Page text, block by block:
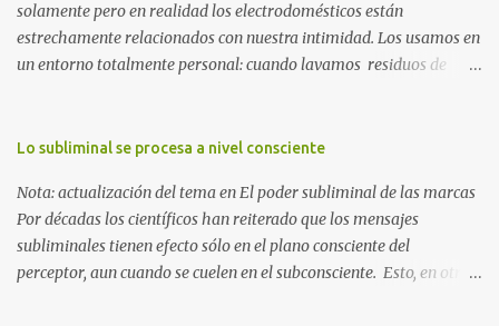
solamente pero en realidad los electrodomésticos están
estrechamente relacionados con nuestra intimidad. Los usamos en
un entorno totalmente personal: cuando lavamos residuos de
queremos conservar esas delicias al paladar para disfrutarlas al
simplemente funcionen para cumplir con la razón por las cuales
esos electrodomésticos fueron creados. Pero ¿qué ocurre cuando
uno de estos aparatos se destaca por el ruido que provoca al
funcionar? Creo que nadie se lo imagina hasta que lo vive. Jamás
Lo subliminal se procesa a nivel consciente
Nota: actualización del tema en El poder subliminal de las marcas
Por décadas los científicos han reiterado que los mensajes
subliminales tienen efecto sólo en el plano consciente del
perceptor, aun cuando se cuelen en el subconsciente. Esto, en otras